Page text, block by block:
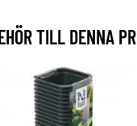
TILL DENNA